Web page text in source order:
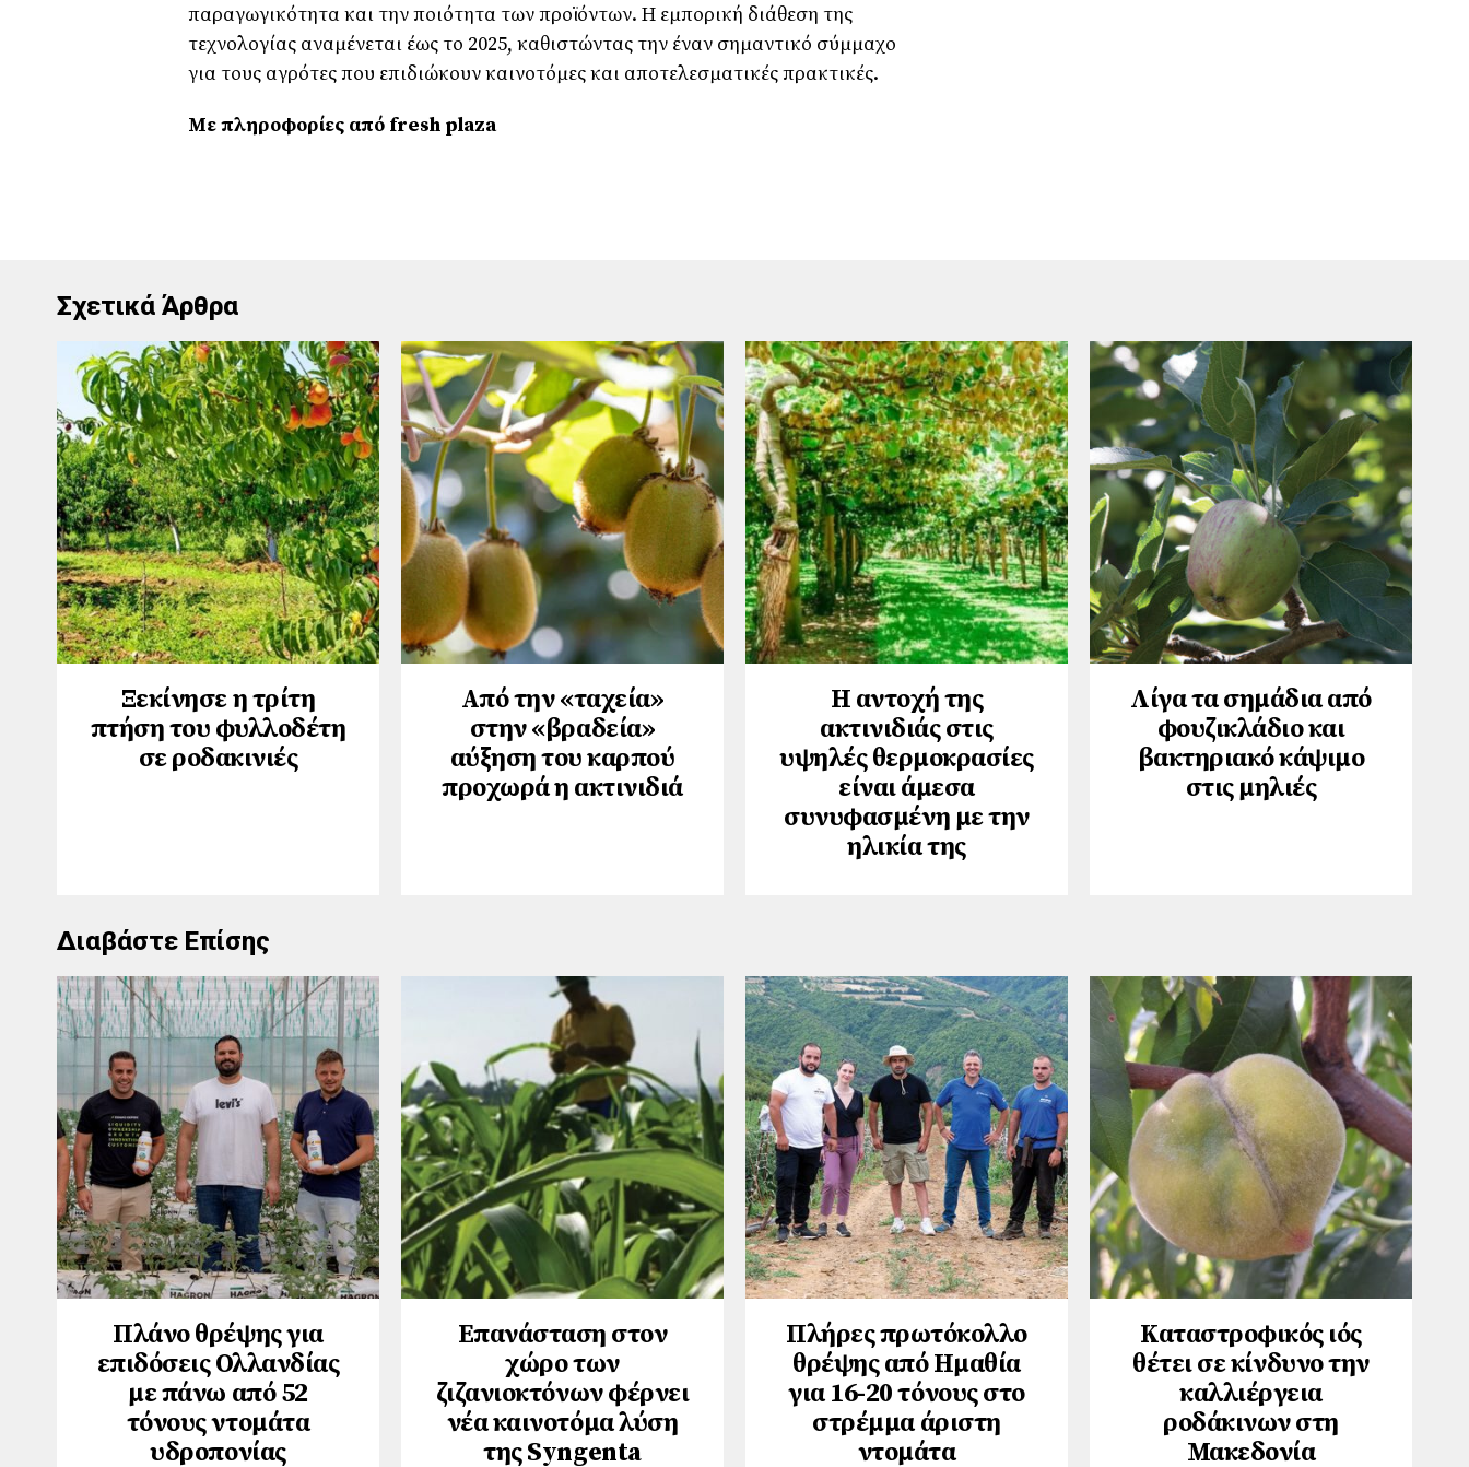
παραγωγικότητα και την ποιότητα των προϊόντων. Η εμπορική διάθεση της
τεχνολογίας αναμένεται έως το 2025, καθιστώντας την έναν σημαντικό σύμμαχο
για τους αγρότες που επιδιώκουν καινοτόμες και αποτελεσματικές πρακτικές.
Με πληροφορίες από fresh plaza
Σχετικά Άρθρα
Ξεκίνησε η τρίτη
πτήση του φυλλοδέτη
σε ροδακινιές
Από την «ταχεία»
στην «βραδεία»
αύξηση του καρπού
προχωρά η ακτινιδιά
Η αντοχή της
ακτινιδιάς στις
υψηλές θερμοκρασίες
είναι άμεσα
συνυφασμένη με την
ηλικία της
Λίγα τα σημάδια από
φουζικλάδιο και
βακτηριακό κάψιμο
στις μηλιές
Διαβάστε Επίσης
Πλάνο θρέψης για
επιδόσεις Ολλανδίας
με πάνω από 52
τόνους ντομάτα
υδροπονίας
Επανάσταση στον
χώρο των
ζιζανιοκτόνων φέρνει
νέα καινοτόμα λύση
της Syngenta
Πλήρες πρωτόκολλο
θρέψης από Ημαθία
για 16-20 τόνους στο
στρέμμα άριστη
ντομάτα
Καταστροφικός ιός
θέτει σε κίνδυνο την
καλλιέργεια
ροδάκινων στη
Μακεδονία